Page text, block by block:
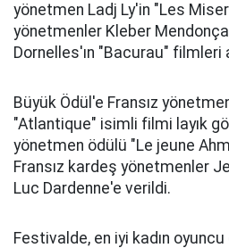
yönetmen Ladj Ly'in "Les
yönetmenler Kleber
Dornelles'ın "Bacurau" filmleri
Büyük Ödül'e Fransız
"Atlantique" isimli filmi layık
yönetmen ödülü "Le jeune
Fransız kardeş yönetmenler
Luc Dardenne'e verildi.
Festivalde, en iyi kadın